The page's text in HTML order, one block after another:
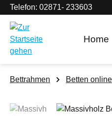
Hauptinhalt springen
Zur Suche springen
Zur Hauptnavigation
Telefon: 02871- 233603
Home
Bettrahmen Betten
Bildergalerie überspringen